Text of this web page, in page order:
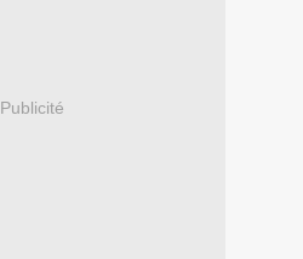
Publicité